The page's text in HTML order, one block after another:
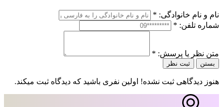
نام و نام خانوادگی: *
شماره تلفن: *
متن نظر یا پرسش: *
بستن ثبت نظر
هنوز دیدگاهی ثبت نشده! اولین نفری باشید که دیدگاه ثبت میکند.